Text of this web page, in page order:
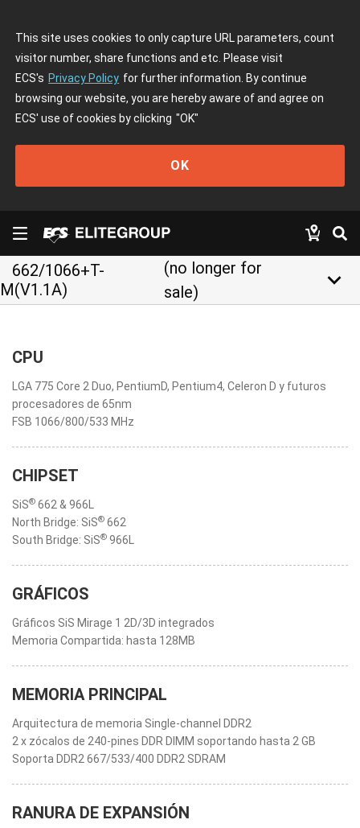
This site uses cookies to only capture URL parameters, count
visitor number, share functions and etc. Please visit
ECS's Privacy Policy for further information. By continue
browsing our website, you are hereby aware of and agree on
ECS' use of cookies by clicking "OK"
OK
662/1066+T-
M(V1.1A)
(no longer for
sale)
keyboard_arrow_down
CPU
LGA 775 Core 2 Duo, PentiumD, Pentium4, Celeron D y futuros
procesadores de 65nm
FSB 1066/800/533 MHz
CHIPSET
SiS® 662 & 966L
North Bridge: SiS® 662
South Bridge: SiS® 966L
GRÁFICOS
Gráficos SiS Mirage 1 2D/3D integrados
Memoria Compartida: hasta 128MB
MEMORIA PRINCIPAL
Arquitectura de memoria Single-channel DDR2
2 x zócalos de 240-pines DDR DIMM soportando hasta 2 GB
Soporta DDR2 667/533/400 DDR2 SDRAM
RANURA DE EXPANSIÓN